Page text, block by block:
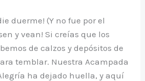
duerme! (Y no fue por el
y vean! Si creías que los
de calzos y depósitos de
temblar. Nuestra Acampada
ha dejado huella, y aquí